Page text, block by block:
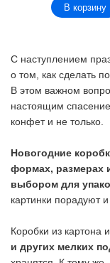
В корзину
С наступлением
о том, как сделать
В этом важном
настоящим
конфет и не только.
Новогодние
формах, размерах
выбором для
картинки порадуют
Коробки из картона
и других мелких